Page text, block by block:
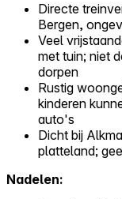
Directe
Bergen,
Veel
met tuin; niet
dorpen
Rustig
kinderen
auto's
Dicht bij
platteland;
Nadelen: